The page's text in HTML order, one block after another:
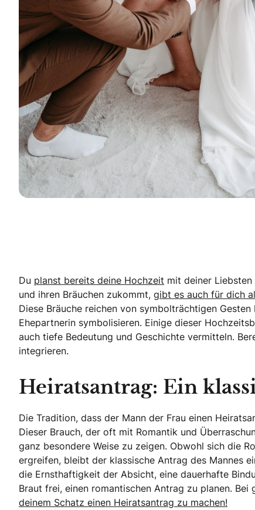
Du planst bereits deine Hochzeit mit deiner
und ihren Bräuchen zukommt, gibt es auch für dich
Diese Bräuche reichen von symbolträchtigen
Ehepartnerin symbolisieren. Einige dieser
auch tiefe Bedeutung und Geschichte vermitteln.
integrieren.
Heiratsantrag: Ein
Die Tradition, dass der Mann der Frau einen
Dieser Brauch, der oft mit Romantik und
ganz besondere Weise zu zeigen. Obwohl sich die
ergreifen, bleibt der klassische Antrag des Mannes
die Ernsthaftigkeit der Absicht, eine dauerhafte
Braut frei, einen romantischen Antrag zu planen.
deinem Schatz einen Heiratsantrag zu machen!